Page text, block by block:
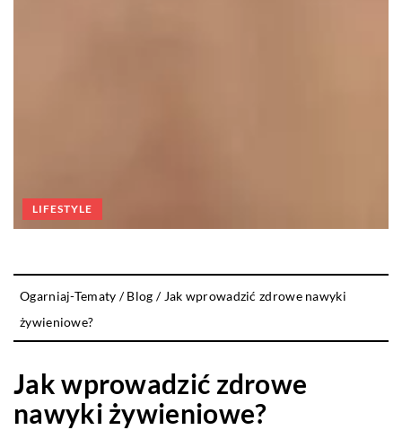
LIFESTYLE
Ogarniaj-Tematy /Blog / Jak wprowadzić zdrowe nawyki
żywieniowe?
Jak wprowadzić zdrowe
nawyki żywieniowe?